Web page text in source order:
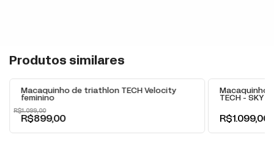
Produtos similares
Macaquinho de triathlon TECH Velocity
feminino
R$1.099,00
R$899,00
+
Macaquinho
TECH - SKY
R$1.099,00